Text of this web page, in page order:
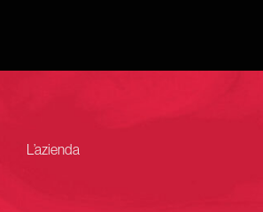
L’azienda